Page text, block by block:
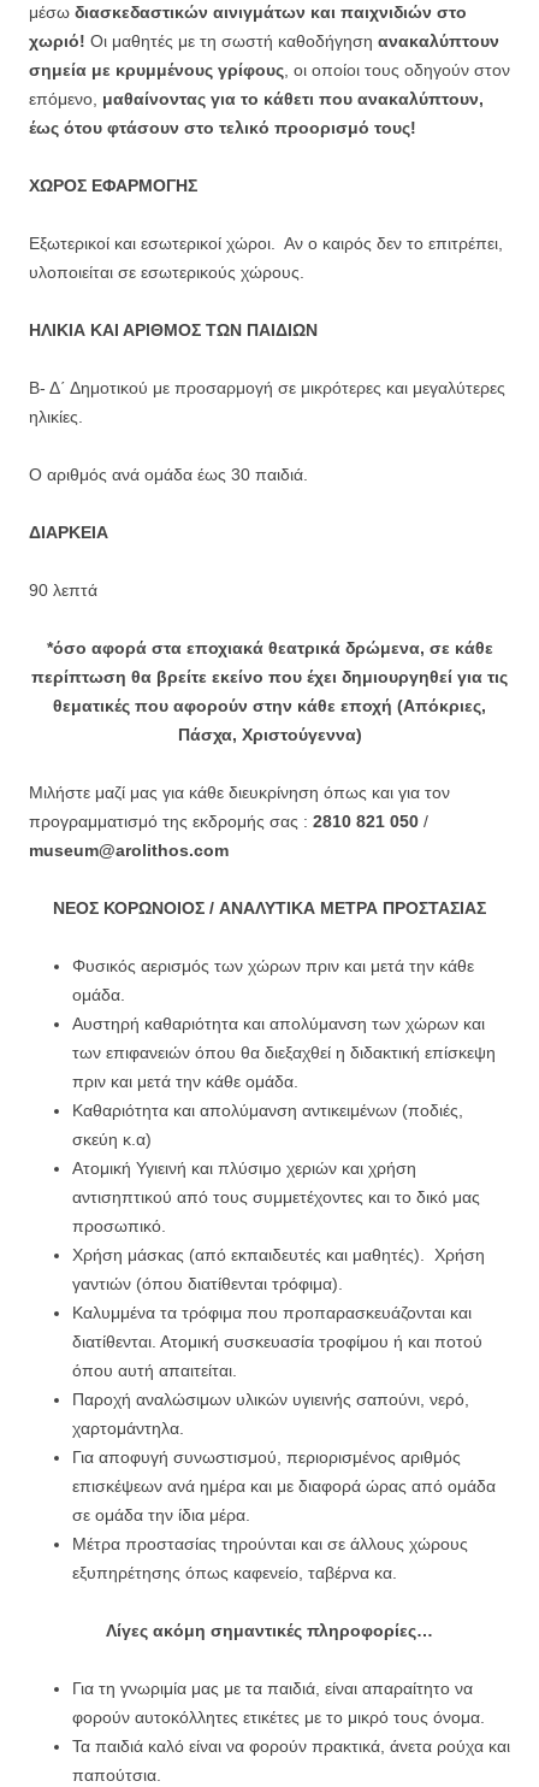
μέσω διασκεδαστικών αινιγμάτων και παιχνιδιών στο
χωριό! Οι μαθητές με τη σωστή καθοδήγηση ανακαλύπτουν
σημεία με κρυμμένους γρίφους , οι οποίοι τους οδηγούν στον
επόμενο, μαθαίνοντας για το κάθετι που ανακαλύπτουν,
έως ότου φτάσουν στο τελικό προορισμό τους!
ΧΩΡΟΣ ΕΦΑΡΜΟΓΗΣ
Εξωτερικοί και εσωτερικοί χώροι. Αν ο καιρός δεν το επιτρέπει,
υλοποιείται σε εσωτερικούς χώρους.
ΗΛΙΚΙΑ ΚΑΙ ΑΡΙΘΜΟΣ ΤΩΝ ΠΑΙΔΙΩΝ
Β- Δ΄ Δημοτικού με προσαρμογή σε μικρότερες και μεγαλύτερες
ηλικίες.
Ο αριθμός ανά ομάδα έως 30 παιδιά.
ΔΙΑΡΚΕΙΑ
90 λεπτά
*όσο αφορά στα εποχιακά θεατρικά δρώμενα, σε κάθε
περίπτωση θα βρείτε εκείνο που έχει δημιουργηθεί για τις
θεματικές που αφορούν στην κάθε εποχή (Απόκριες,
Πάσχα, Χριστούγεννα)
Μιλήστε μαζί μας για κάθε διευκρίνηση όπως και για τον
προγραμματισμό της εκδρομής σας : 2810 821 050 /
museum@arolithos.com
ΝΕΟΣ ΚΟΡΩΝΟΙΟΣ / ΑΝΑΛΥΤΙΚΑ ΜΕΤΡΑ ΠΡΟΣΤΑΣΙΑΣ
Φυσικός αερισμός των χώρων πριν και μετά την κάθε
ομάδα.
Αυστηρή καθαριότητα και απολύμανση των χώρων και
των επιφανειών όπου θα διεξαχθεί η διδακτική επίσκεψη
πριν και μετά την κάθε ομάδα.
Καθαριότητα και απολύμανση αντικειμένων (ποδιές,
σκεύη κ.α)
Ατομική Υγιεινή και πλύσιμο χεριών και χρήση
αντισηπτικού από τους συμμετέχοντες και το δικό μας
προσωπικό.
Χρήση μάσκας (από εκπαιδευτές και μαθητές). Χρήση
γαντιών (όπου διατίθενται τρόφιμα).
Καλυμμένα τα τρόφιμα που προπαρασκευάζονται και
διατίθενται. Ατομική συσκευασία τροφίμου ή και ποτού
όπου αυτή απαιτείται.
Παροχή αναλώσιμων υλικών υγιεινής σαπούνι, νερό,
χαρτομάντηλα.
Για αποφυγή συνωστισμού, περιορισμένος αριθμός
επισκέψεων ανά ημέρα και με διαφορά ώρας από ομάδα
σε ομάδα την ίδια μέρα.
Μέτρα προστασίας τηρούνται και σε άλλους χώρους
εξυπηρέτησης όπως καφενείο, ταβέρνα κα.
Λίγες ακόμη σημαντικές πληροφορίες…
Για τη γνωριμία μας με τα παιδιά, είναι απαραίτητο να
φορούν αυτοκόλλητες ετικέτες με το μικρό τους όνομα.
Τα παιδιά καλό είναι να φορούν πρακτικά, άνετα ρούχα και
παπούτσια.